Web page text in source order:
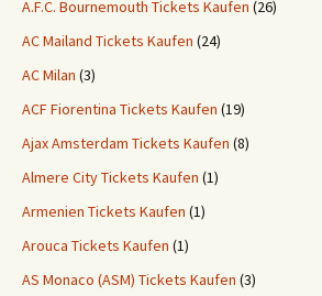
A.F.C. Bournemouth Tickets Kaufen (26)
AC Mailand Tickets Kaufen (24)
AC Milan (3)
ACF Fiorentina Tickets Kaufen (19)
Ajax Amsterdam Tickets Kaufen (8)
Almere City Tickets Kaufen (1)
Armenien Tickets Kaufen (1)
Arouca Tickets Kaufen (1)
AS Monaco (ASM) Tickets Kaufen (3)